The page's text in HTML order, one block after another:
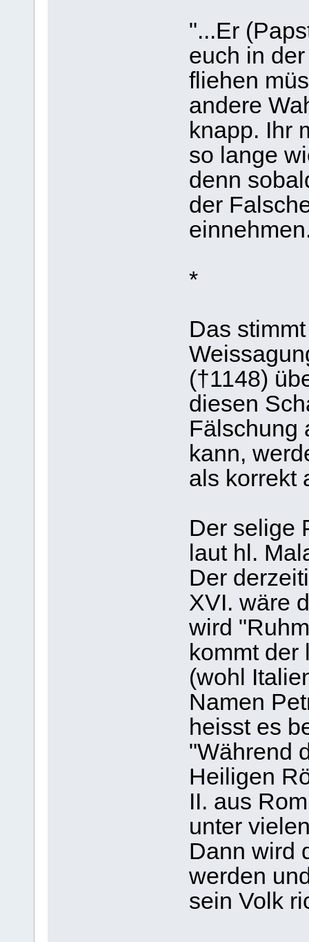
"...Er
euch in
fliehen
andere
knapp. Ihr
so lange
denn
der
*
Das
(†1148)
diesen
Fälschung
kann,
als korrekt
Der selige
laut hl.
Der
XVI. wäre
wird
kommt der
(wohl
Namen
heisst es
"Während
Heiligen
II. aus
unter
Dann wird
werden
sein Volk